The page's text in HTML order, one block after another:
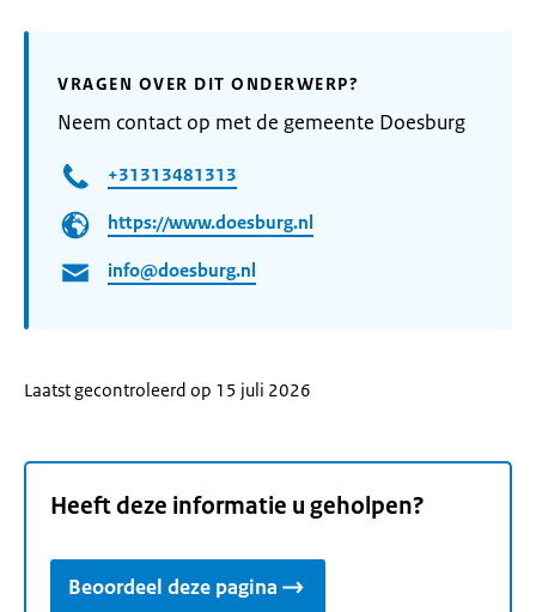
VRAGEN OVER DIT ONDERWERP?
Neem contact op met de gemeente Doesburg
+31313481313
https://www.doesburg.nl
info@doesburg.nl
Laatst gecontroleerd op 15 juli 2026
Heeft deze informatie u geholpen?
Beoordeel deze pagina